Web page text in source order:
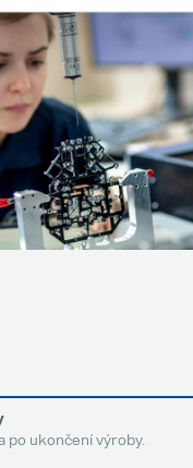
po ukončení výroby.